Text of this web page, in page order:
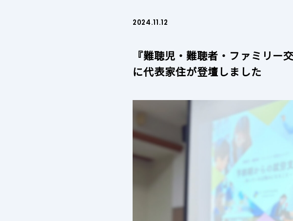
2024.11.12
『難聴児・難聴者・ファミリー
に代表家住が登壇しました